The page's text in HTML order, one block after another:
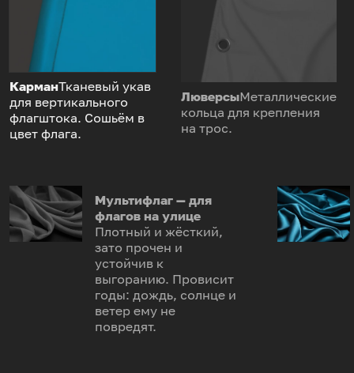
КарманТканевый укав
для вертикального
флагштока. Сошьём в
цвет флага.
ЛюверсыМеталлические
кольца для крепления
на трос.
Мультифлаг — для
флагов на улице
Плотный и жёсткий,
зато прочен и
устойчив к
выгоранию. Провисит
годы: дождь, солнце и
ветер ему не
повредят.